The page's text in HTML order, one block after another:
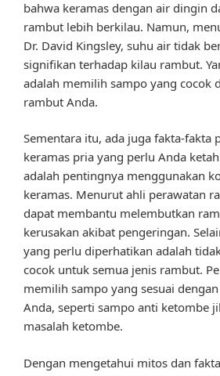
bahwa keramas dengan air dingin
rambut lebih berkilau. Namun,
Dr. David Kingsley, suhu air tidak
signifikan terhadap kilau rambut.
adalah memilih sampo yang cocok
rambut Anda.
Sementara itu, ada juga fakta-fakta
keramas pria yang perlu Anda
adalah pentingnya menggunakan
keramas. Menurut ahli perawatan
dapat membantu melembutkan
kerusakan akibat pengeringan.
yang perlu diperhatikan adalah
cocok untuk semua jenis rambut.
memilih sampo yang sesuai
Anda, seperti sampo anti ketombe
masalah ketombe.
Dengan mengetahui mitos dan